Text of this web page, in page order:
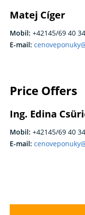
Matej Cíger
Mobil: +42145/69 40
E-mail:
Price Offers
Ing. Edina
Mobil: +42145/69 40
E-mail: